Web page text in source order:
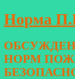
Перейти
к
Норма
НОРМ